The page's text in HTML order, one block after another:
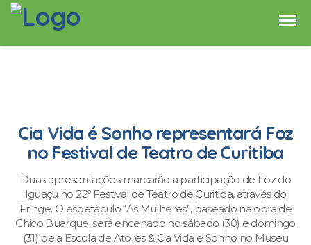
Cia Vida é Sonho representará Foz
no Festival de Teatro de Curitiba
Duas apresentações marcarão a participação de Foz do
Iguaçu no 22º Festival de Teatro de Curitiba, através do
Fringe. O espetáculo “As Mulheres”, baseado na obra de
Chico Buarque, será encenado no sábado (30) e domingo
(31) pela Escola de Atores & Cia Vida é Sonho no Museu